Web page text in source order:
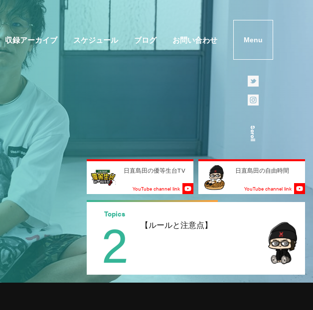
収録アーカイブ スケジュール ブログ お問い合わせ Menu
Scroll
日直島田の優等生台TV
YouTube channel link
日直島田の自由時間
YouTube channel link
取材や
他お問い合
くだ
【ルールと注意点】
Topics
2